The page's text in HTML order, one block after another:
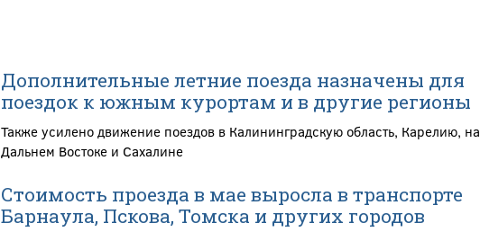
Дополнительные летние поезда назначены для
поездок к южным курортам и в другие регионы
Также усилено движение поездов в Калининградскую область, Карелию, на
Дальнем Востоке и Сахалине
Стоимость проезда в мае выросла в транспорте
Барнаула, Пскова, Томска и других городов